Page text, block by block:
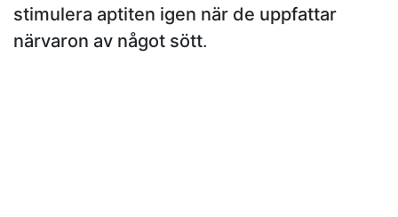
stimulera aptiten igen när de uppfattar
närvaron av något sött.